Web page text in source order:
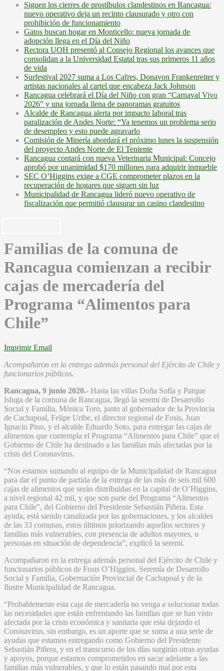
Siguen los cierres de prostíbulos clandestinos en Rancagua:
nuevo operativo deja un recinto clausurado y otro con
prohibición de funcionamiento
Gatos buscan hogar en Monticello: nueva jornada de
adopción llega en el Día del Niño
Rectora UOH presentó al Consejo Regional los avances que
consolidan a la Universidad Estatal tras sus primeros 11 años
de vida
Surfestival 2027 suma a Los Cafres, Donavon Frankenreiter y
artistas nacionales al cartel que encabeza Jack Johnson
Rancagua celebrará el Día del Niño con gran “Carnaval Vivo
2026” y una jornada llena de panoramas gratuitos
Alcalde de Rancagua alerta por impacto laboral tras
paralización de Andes Norte: “Ya tenemos un problema serio
de desempleo y esto puede agravarlo
Comisión de Minería abordará el próximo lunes la suspensión
del proyecto Andes Norte de El Teniente
Rancagua contará con nueva Veterinaria Municipal: Concejo
aprobó por unanimidad $170 millones para adquirir inmueble
SEC O’Higgins exige a CGE comprometer plazos en la
recuperación de hogares que siguen sin luz
Municipalidad de Rancagua lideró nuevo operativo de
fiscalización que permitió clausurar un casino clandestino
Familias de la comuna de
Rancagua comienzan a recibir
cajas de mercadería del
Programa “Alimentos para
Chile”
Imprimir Email
Acompañaron en la entrega además personal del Ejército de Chile y
funcionarios públicos.
Rancagua, 9 junio 2020.- Hasta las villas Doña Sofía y Parque
Isluga de la comuna de Rancagua, llegó la seremi de Desarrollo
Social y Familia, Mónica Toro, junto al gobernador de la Provincia
de Cachapoal, Felipe Uribe, el director regional de Fosis, Juan
Ignacio Pino, y el alcalde Eduardo Soto, para entregar las cajas de
alimentos que contempla el Programa “Alimentos para Chile” que el
Gobierno de Chile ha destinado a las familias más afectadas por la
crisis del Coronavirus.
“Nos estamos sumando al equipo de la Municipalidad de Rancagua
para dar el punto de partida de la entrega de las más de seis mil 600
cajas de alimentos que serán distribuidas en la capital de O’Higgins,
a nivel regional 42 mil, y que son parte del Programa “Alimentos
para Chile”, del Gobierno del Presidente Sebastián Piñera. Esta
ayuda, está siendo canalizada por las gobernaciones, y los alcaldes
de las 33 comunas, estos últimos priorizando aquellos sectores y
familias más vulnerables, con presencia de adultos mayores, o
personas en situación de dependencia”, explicó la seremi.
Acompañaron en la entrega además personal del Ejército de Chile y
funcionarios públicos de Fosis O’Higgins, Seremía de Desarrollo
Social y Familia, Gobernación Provincial de Cachapoal y de la
Ilustre Municipalidad de Rancagua.
“Probablemente esta caja de mercadería no venga a solucionar todas
las necesidades que están enfrentando las familias que se han visto
afectada por la crisis económica y sanitaria que esta dejando el
Coronavirus, sin embargo, es un aporte que se suma a una serie de
ayudas que estamos entregando como Gobierno del Presidente
Sebastián Piñera, y en el transcurso de los días surgirán otras ayudas
y apoyos, porque estamos comprometidos en sacar adelante a las
familias más vulnerables, y que lo están pasando mal por esta